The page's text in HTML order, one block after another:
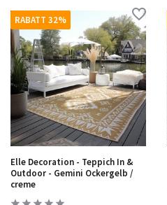
RABATT 32%
Elle Decoration - Teppich In &
Outdoor - Gemini Ockergelb /
creme